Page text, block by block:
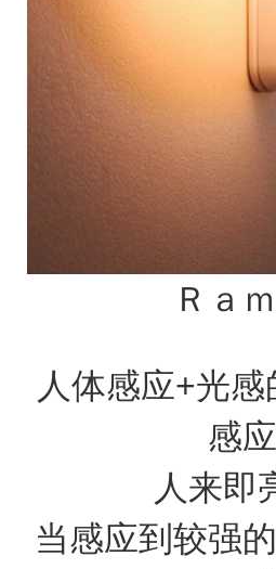
Ｒａ
人体感应+光
感
人来即
当感应到较强